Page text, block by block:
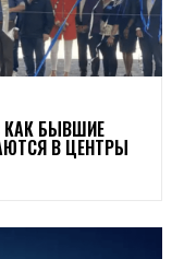
КАК БЫВШИЕ
В ЦЕНТРЫ